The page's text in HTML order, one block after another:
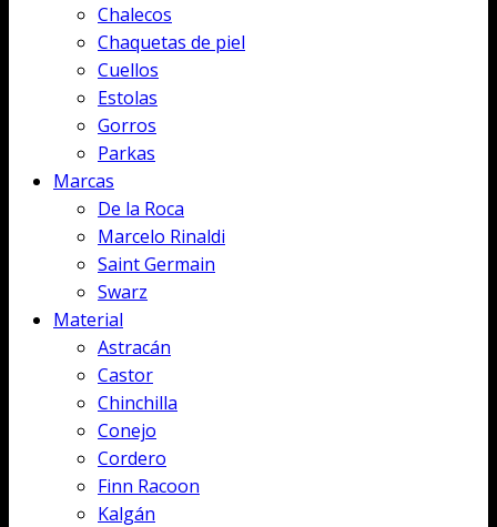
Chalecos
Chaquetas de piel
Cuellos
Estolas
Gorros
Parkas
Marcas
De la Roca
Marcelo Rinaldi
Saint Germain
Swarz
Material
Astracán
Castor
Chinchilla
Conejo
Cordero
Finn Racoon
Kalgán